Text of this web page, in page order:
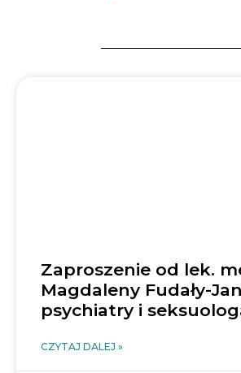
Zaproszenie od lek.
Magdaleny Fudały-
psychiatry i
CZYTAJ DALEJ »